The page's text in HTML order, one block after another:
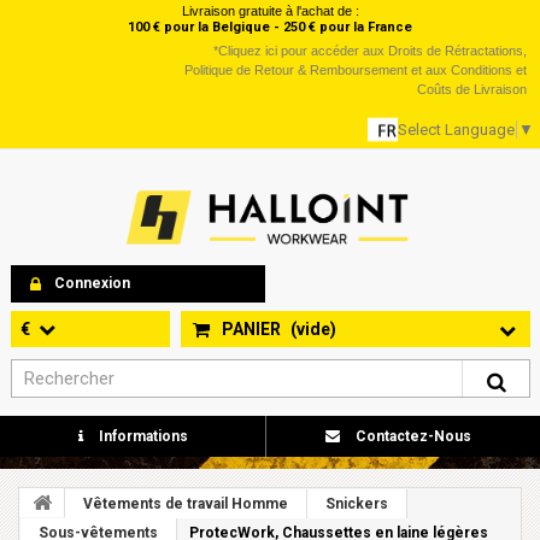
Livraison gratuite à l'achat de :
100 € pour la Belgique - 250 € pour la France
*Cliquez ici pour accéder aux Droits de Rétractations,
Politique de Retour & Remboursement et aux Conditions et
Coûts de Livraison
Select Language ▼
Connexion
PANIER (vide)
€
Informations Contactez-Nous
Vêtements de travail Homme
Snickers
Sous-vêtements
ProtecWork, Chaussettes en laine légères